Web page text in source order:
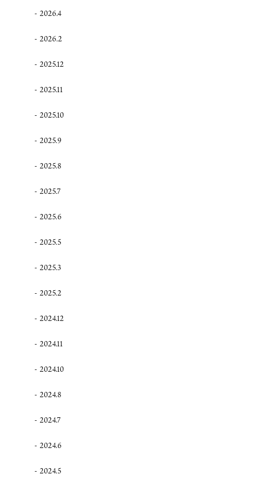
2026.4
2026.2
2025.12
2025.11
2025.10
2025.9
2025.8
2025.7
2025.6
2025.5
2025.3
2025.2
2024.12
2024.11
2024.10
2024.8
2024.7
2024.6
2024.5